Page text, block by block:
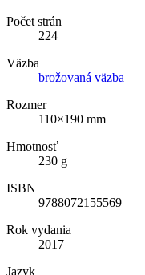
Počet strán
224
Väzba
brožovaná väzba
Rozmer
110×190 mm
Hmotnosť
230 g
ISBN
9788072155569
Rok vydania
2017
Jazyk